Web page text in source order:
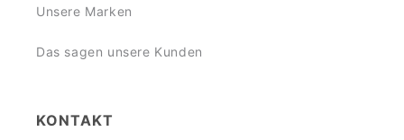
Unsere Marken
Das sagen unsere Kunden
KONTAKT